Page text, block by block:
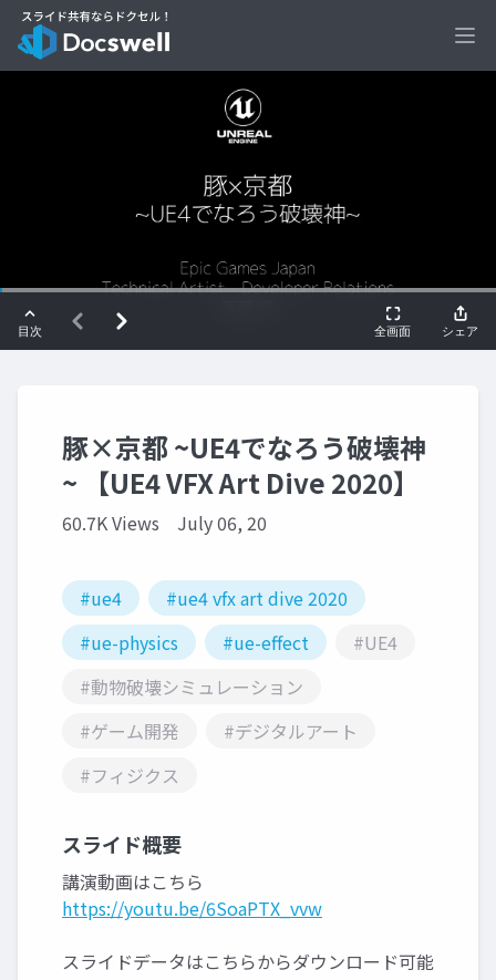
豚×京都 ~UE4でなろう破壊神
~ 【UE4 VFX Art Dive 2020】
60.7K Views July 06, 20
#ue4
#ue4 vfx art dive 2020
#ue-physics
#ue-effect
#UE4
#動物破壊シミュレーション
#ゲーム開発
#デジタルアート
#フィジクス
スライド概要
講演動画はこちら
https://youtu.be/6SoaPTX_vvw
スライドデータはこちらからダウンロード可能